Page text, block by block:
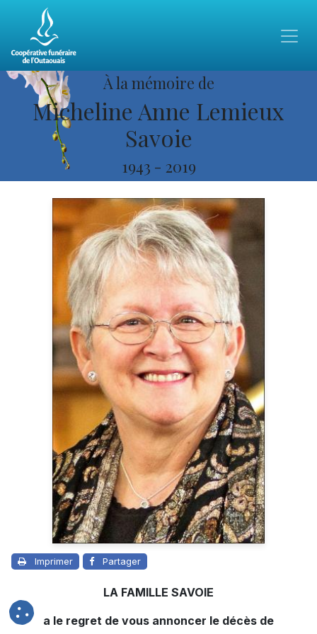
À la mémoire de
Micheline Anne Lemieux
Savoie
1943 - 2019
Imprimer Partager
LA FAMILLE SAVOIE
a le regret de vous annoncer le décès de